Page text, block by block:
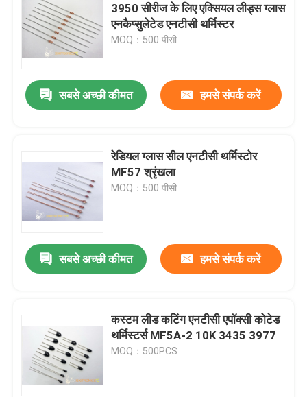
उत्पाद
3950 सीरीज के लिए एक्सियल लीड्स ग्लास
एनकैप्सुलेटेड एनटीसी थर्मिस्टर
MOQ：500 पीसी
सबसे अच्छी कीमत हमसे संपर्क करें
रेडियल ग्लास सील एनटीसी थर्मिस्टोर
MF57 श्रृंखला
MOQ：500 पीसी
सबसे अच्छी कीमत हमसे संपर्क करें
कस्टम लीड कटिंग एनटीसी एपॉक्सी कोटेड
थर्मिस्टर्स MF5A-2 10K 3435 3977
MOQ：500PCS